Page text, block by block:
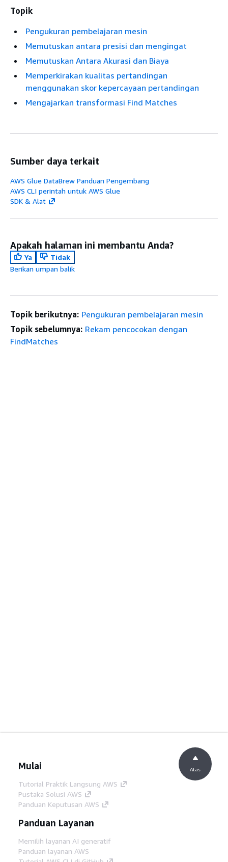
Topik
Pengukuran pembelajaran mesin
Memutuskan antara presisi dan mengingat
Memutuskan Antara Akurasi dan Biaya
Memperkirakan kualitas pertandingan
menggunakan skor kepercayaan pertandingan
Mengajarkan transformasi Find Matches
Sumber daya terkait
AWS Glue DataBrew Panduan Pengembang
AWS CLI perintah untuk AWS Glue
SDK & Alat
Apakah halaman ini membantu Anda?
Ya
Tidak
Berikan umpan balik
Topik berikutnya: Pengukuran pembelajaran mesin
Topik sebelumnya: Rekam pencocokan dengan
FindMatches
Mulai
Tutorial Praktik Langsung AWS
Pustaka Solusi AWS
Panduan Keputusan AWS
Panduan Layanan
Memilih layanan AI generatif
Panduan layanan AWS
Atas